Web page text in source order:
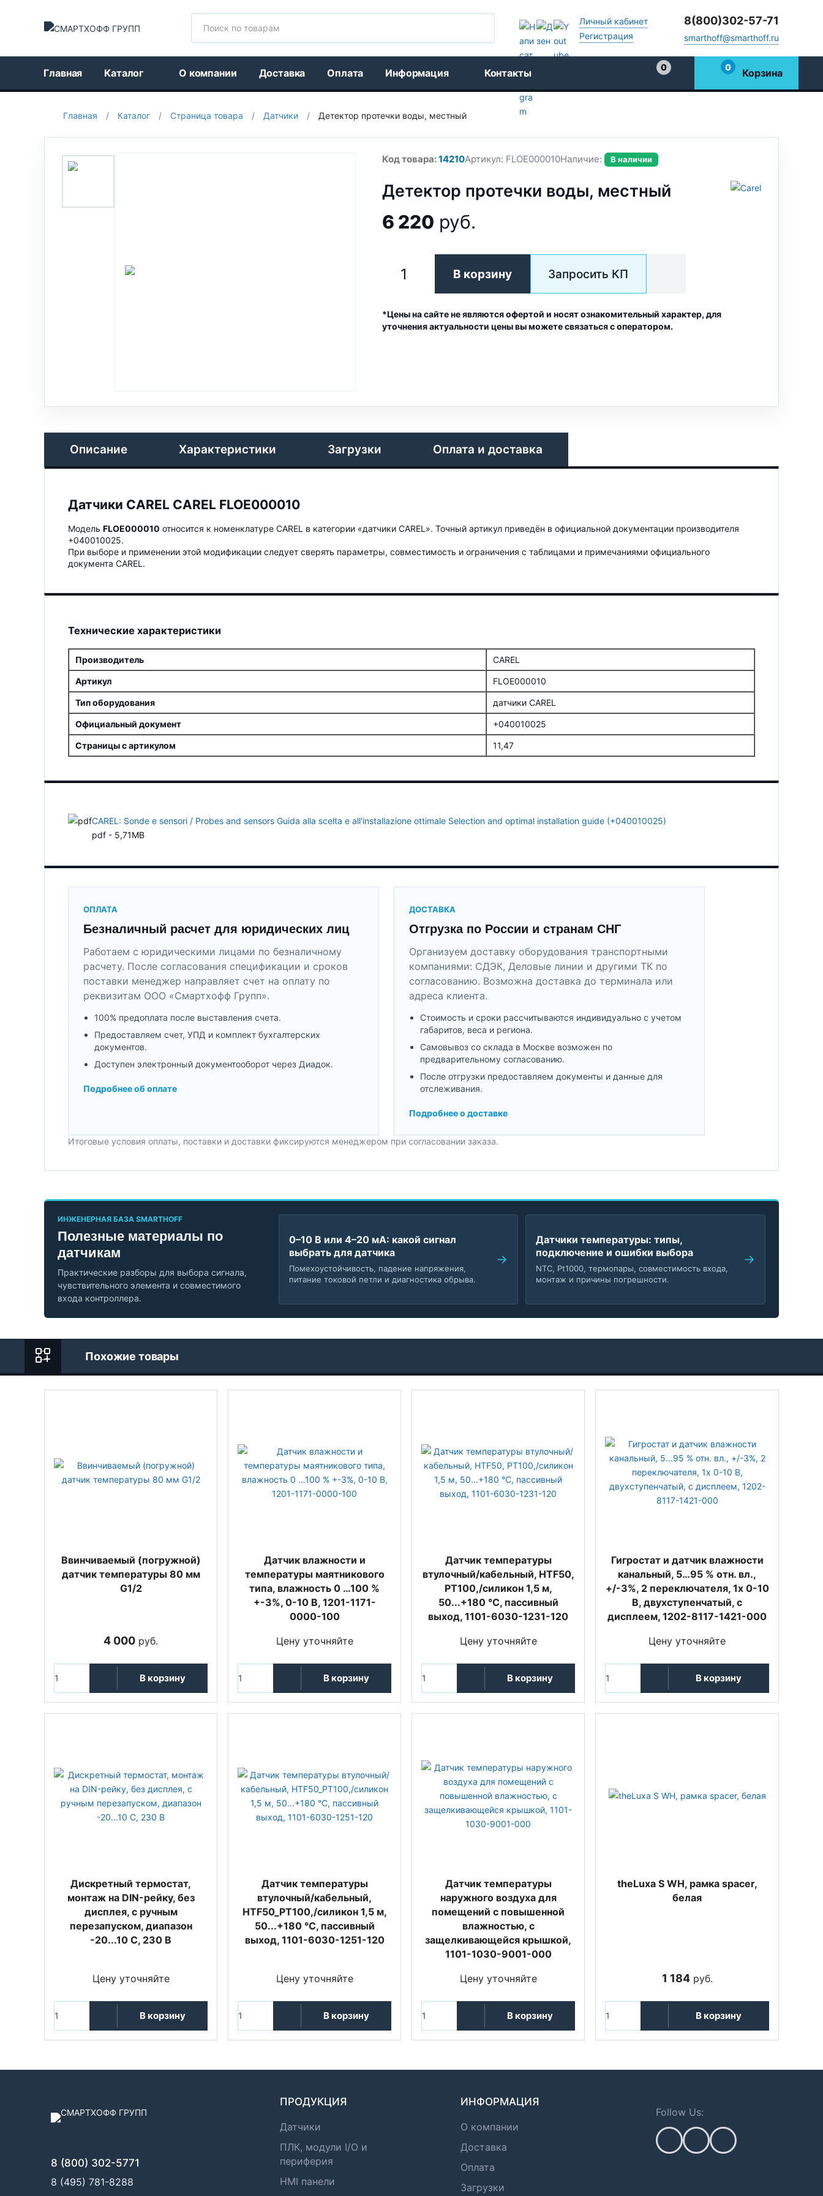
Личный кабинет
Регистрация
8(800)302-57-71
smarthoff@smarthoff.ru
Главная Каталог О компании Доставка Оплата Информация Контакты
0
0 Корзина
Главная / Каталог / Страница товара / Датчики / Детектор протечки воды, местный
Код товара:14210Артикул: FLOE000010Наличие: В наличии
Детектор протечки воды, местный
6 220 руб.
В корзину Запросить КП
*Цены на сайте не являются офертой и носят ознакомительный характер, для
уточнения актуальности цены вы можете связаться с оператором.
Описание Характеристики Загрузки Оплата и доставка
Датчики CAREL CAREL FLOE000010
Модель FLOE000010 относится к номенклатуре CAREL в категории «датчики CAREL». Точный артикул приведён в официальной документации производителя
+040010025.
При выборе и применении этой модификации следует сверять параметры, совместимость и ограничения с таблицами и примечаниями официального
документа CAREL.
Технические характеристики
Производитель CAREL
Артикул FLOE000010
Тип оборудования датчики CAREL
Официальный документ +040010025
Страницы с артикулом 11,47
CAREL: Sonde e sensori / Probes and sensors Guida alla scelta e all'installazione ottimale Selection and optimal installation guide (+040010025)
pdf - 5,71MB
ОПЛАТА
Безналичный расчет для юридических лиц
Работаем с юридическими лицами по безналичному
расчету. После согласования спецификации и сроков
поставки менеджер направляет счет на оплату по
реквизитам ООО «Смартхофф Групп».
100% предоплата после выставления счета.
Предоставляем счет, УПД и комплект бухгалтерских
документов.
Доступен электронный документооборот через Диадок.
Подробнее об оплате
ДОСТАВКА
Отгрузка по России и странам СНГ
Организуем доставку оборудования транспортными
компаниями: СДЭК, Деловые линии и другими ТК по
согласованию. Возможна доставка до терминала или
адреса клиента.
Стоимость и сроки рассчитываются индивидуально с учетом
габаритов, веса и региона.
Самовывоз со склада в Москве возможен по
предварительному согласованию.
После отгрузки предоставляем документы и данные для
отслеживания.
Подробнее о доставке
Итоговые условия оплаты, поставки и доставки фиксируются менеджером при согласовании заказа.
ИНЖЕНЕРНАЯ БАЗА SMARTHOFF
Полезные материалы по
датчикам
Практические разборы для выбора сигнала,
чувствительного элемента и совместимого
входа контроллера.
0–10 В или 4–20 мА: какой сигнал
выбрать для датчика
Помехоустойчивость, падение напряжения,
питание токовой петли и диагностика обрыва.
Датчики температуры: типы,
подключение и ошибки выбора
NTC, Pt1000, термопары, совместимость входа,
монтаж и причины погрешности.
Похожие товары
Ввинчиваемый (погружной)
датчик температуры 80 мм
G1/2
4 000 руб.
В корзину
Датчик влажности и
температуры маятникового
типа, влажность 0 …100 %
+-3%, 0-10 В, 1201-1171-
0000-100
Цену уточняйте
В корзину
Датчик температуры
втулочный/кабельный, HTF50,
PT100,/силикон 1,5 м,
50...+180 °C, пассивный
выход, 1101-6030-1231-120
Цену уточняйте
В корзину
Гигростат и датчик влажности
канальный, 5…95 % отн. вл.,
+/-3%, 2 переключателя, 1x 0-10
В, двухступенчатый, с
дисплеем, 1202-8117-1421-000
Цену уточняйте
В корзину
Дискретный термостат,
монтаж на DIN-рейку, без
дисплея, с ручным
перезапуском, диапазон
-20...10 C, 230 В
Цену уточняйте
В корзину
Датчик температуры
втулочный/кабельный,
HTF50_PT100,/силикон 1,5 м,
50...+180 °C, пассивный
выход, 1101-6030-1251-120
Цену уточняйте
В корзину
Датчик температуры
наружного воздуха для
помещений с повышенной
влажностью, с
защелкивающейся крышкой,
1101-1030-9001-000
Цену уточняйте
В корзину
theLuxa S WH, рамка spacer,
белая
1 184руб.
В корзину
8 (800) 302-5771
8 (495) 781-8288
ПРОДУКЦИЯ
Датчики
ПЛК, модули I/O и
периферия
HMI панели
ИНФОРМАЦИЯ
О компании
Доставка
Оплата
Загрузки
Follow Us: